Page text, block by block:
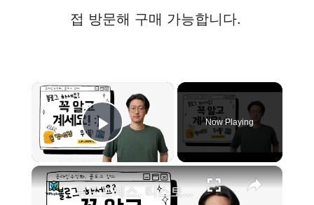
접 방문해 구매 가능합니다.
×
Play Video
Now Playing
×
워드프레스, 티스토리 블로그하시면 꼭 알고 있어야 하는 해외구글 링크생성기 만들었습니다.